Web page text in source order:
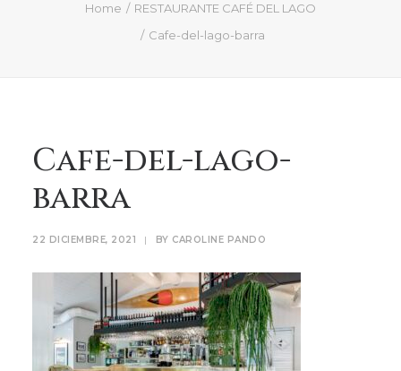
QUIÉN SOY
Search
Home
RESTAURANTE CAFÉ DEL LAGO
Cafe-del-lago-barra
Cafe-del-lago-
barra
22 DICIEMBRE, 2021 | BY CAROLINE PANDO